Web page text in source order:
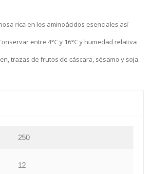
rica en los aminoácidos esenciales así
entre 4°C y 16°C y humedad relativa
trazas de frutos de cáscara, sésamo y soja.
250
12